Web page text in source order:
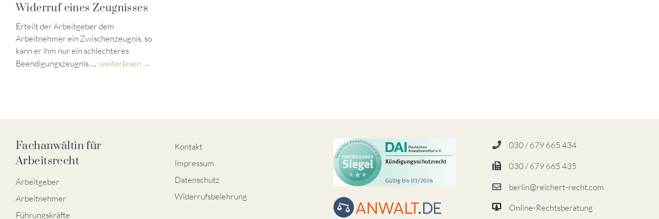
Widerruf eines Zeugnisses
Erteilt der Arbeitgeber dem
Arbeitnehmer ein Zwischenzeugnis, so
kann er ihm nur ein schlechteres
Beendigungszeugnis … weiterlesen
Fachanwältin für
Arbeitsrecht
Arbeitgeber
Arbeitnehmer
Führungskräfte
Kontakt
Impressum
Datenschutz
Widerrufsbelehrung
030 / 679 665 434
030 / 679 665 435
berlin@reichert-recht.com
Online-Rechtsberatung